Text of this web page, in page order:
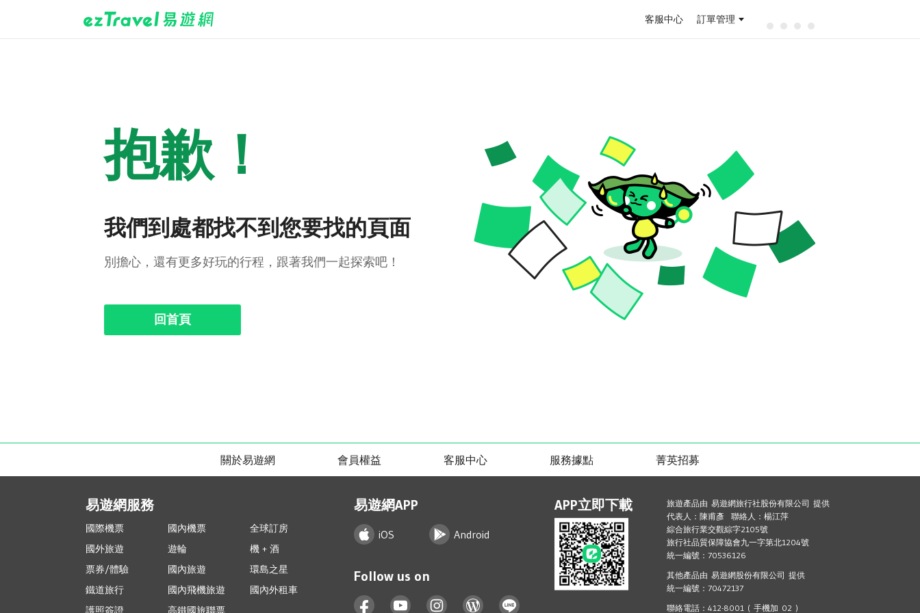
客服中心 訂單管理
抱歉！
我們到處都找不到您要找的頁面
別擔心，還有更多好玩的行程，跟著我們一起探索吧！
回首頁
關於易遊網 會員權益 客服中心 服務據點 菁英招募
易遊網服務
國際機票 國內機票
全球訂房
國外旅遊
遊輪
機 + 酒
票券/體驗
國內旅遊
環島之星
鐵道旅行
國內飛機旅遊
國內外租車
護照簽證
高鐵國旅聯票
易遊網APP
iOS Android
Follow us on
APP立即下載
旅遊產品由 易遊網旅行社股份有限公司 提供
代表人：陳甫彥 聯絡人：楊江萍
綜合旅行業交觀綜字2105號
旅行社品質保障協會九一字第北1204號
統一編號：70536126
其他產品由 易遊網股份有限公司 提供
統一編號：70472137
聯絡電話：412-8001 ( 手機加 02 )